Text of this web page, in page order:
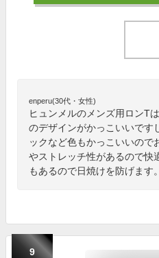
enperu(30代・女性)
ヒュンメルのメンズ用ロンT
のデザインがかっこいいです
ックなど色もかっこいいので
やストレッチ性があるので快
もあるので日焼けを防げます。
9